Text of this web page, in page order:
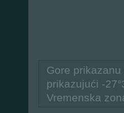
Gore
prikazujući -
Vremenska